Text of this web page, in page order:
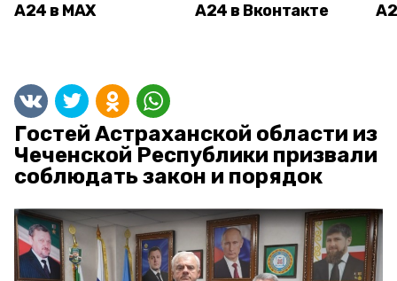
А24 в MAX А24 в Вконтакте
Гостей Астраханской области из
Чеченской Республики призвали
соблюдать закон и порядок